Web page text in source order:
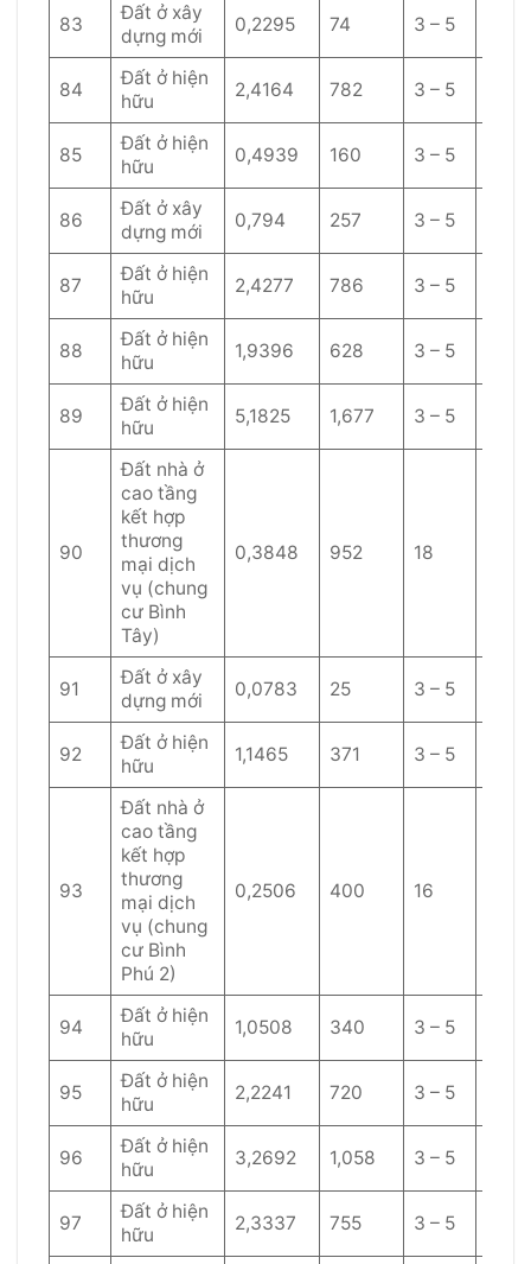
83
Đất ở xây
dựng mới
0,2295 74 3 – 5
84
Đất ở hiện
hữu
2,4164 782 3 – 5
85
Đất ở hiện
hữu
0,4939 160 3 – 5
86
Đất ở xây
dựng mới
0,794 257 3 – 5
87
Đất ở hiện
hữu
2,4277 786 3 – 5
88
Đất ở hiện
hữu
1,9396 628 3 – 5
89
Đất ở hiện
hữu
5,1825 1,677 3 – 5
90
Đất nhà ở
cao tầng
kết hợp
thương
mại dịch
vụ (chung
cư Bình
Tây)
0,3848 952 18
91
Đất ở xây
dựng mới
0,0783 25 3 – 5
92
Đất ở hiện
hữu
1,1465 371 3 – 5
93
Đất nhà ở
cao tầng
kết hợp
thương
mại dịch
vụ (chung
cư Bình
Phú 2)
0,2506 400 16
94
Đất ở hiện
hữu
1,0508 340 3 – 5
95
Đất ở hiện
hữu
2,2241 720 3 – 5
96
Đất ở hiện
hữu
3,2692 1,058 3 – 5
97
Đất ở hiện
hữu
2,3337 755 3 – 5